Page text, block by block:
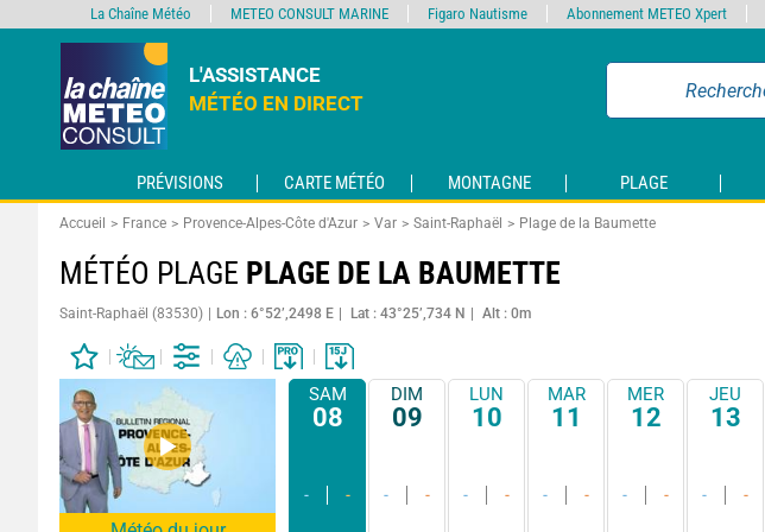
L'ASSISTANCE
MÉTÉO EN DIRECT
PRÉVISIONS CARTE MÉTÉO MONTAGNE PLAGE
Accueil France Provence-Alpes-Côte d'Azur Var Saint-Raphaël Plage de la Baumette
MÉTÉO PLAGE PLAGE DE LA BAUMETTE
Saint-Raphaël (83530) Lon : 6°52’,2498 E Lat : 43°25’,734 N Alt : 0m
SAM
08
- -
DIM
09
- -
LUN
10
- -
MAR
11
- -
MER
12
- -
JEU
13
- -
La Chaîne Météo METEO CONSULT MARINE Figaro Nautisme Abonnement METEO Xpert